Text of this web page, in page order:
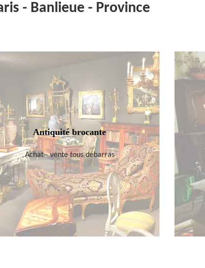
- Banlieue - Province
Antiquité brocante
Achat - vente tous débarras